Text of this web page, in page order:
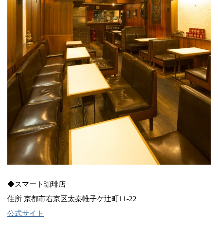
◆スマート珈琲店
住所 京都市右京区太秦帷子ケ辻町11-22
公式サイト